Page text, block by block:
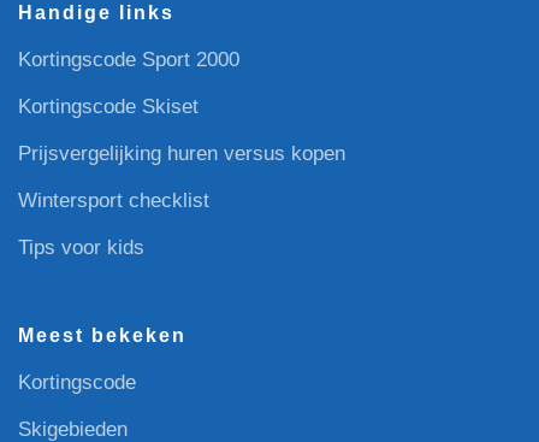
Handige links
Kortingscode Sport 2000
Kortingscode Skiset
Prijsvergelijking huren versus kopen
Wintersport checklist
Tips voor kids
Meest bekeken
Kortingscode
Skigebieden